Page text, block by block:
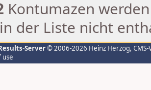
Kontumazen
der Liste nicht
Server© 2006-2026 Heinz Herzog,
use